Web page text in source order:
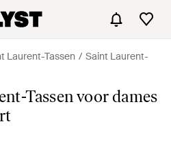
Laurent-Tassen
Saint Laurent-
Tassen voor dames